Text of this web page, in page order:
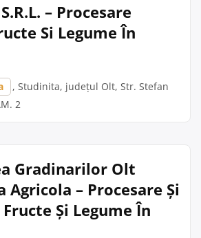
– Procesare
Si Legume În
, Studinita, județul Olt, Str. Stefan
2
Gradinarilor Olt
Agricola – Procesare Și
Și Legume În